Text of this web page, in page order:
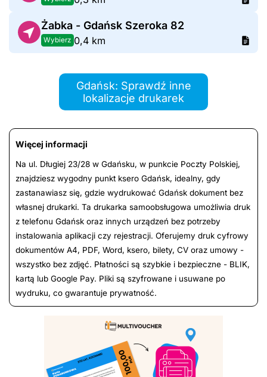
Żabka - Gdańsk Szeroka 82
Wybierz 0,4 km
Gdańsk: Sprawdź inne
lokalizacje drukarek
Więcej informacji
Na ul. Długiej 23/28 w Gdańsku, w punkcie Poczty Polskiej,
znajdziesz wygodny punkt ksero Gdańsk, idealny, gdy
zastanawiasz się, gdzie wydrukować Gdańsk dokument bez
własnej drukarki. Ta drukarka samoobsługowa umożliwia druk
z telefonu Gdańsk oraz innych urządzeń bez potrzeby
instalowania aplikacji czy rejestracji. Oferujemy druk cyfrowy
dokumentów A4, PDF, Word, ksero, bilety, CV oraz umowy -
wszystko bez zdjęć. Płatności są szybkie i bezpieczne - BLIK,
kartą lub Google Pay. Pliki są szyfrowane i usuwane po
wydruku, co gwarantuje prywatność.